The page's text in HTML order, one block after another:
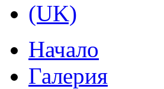
Начало
Галерия